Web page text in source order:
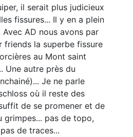
il serait plus judicieux
fissures... Il y en a plein
Avec AD nous avons par
friends la superbe fissure
au Mont saint
Une autre près du
Je ne parle
où il reste des
de se promener et de
grimpes... pas de topo,
de traces...